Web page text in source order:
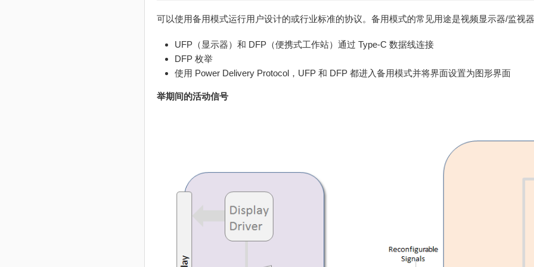
可以使用备用模式运行用户设计的或行业标准的协议。备用模式的常见用途是视频显示器/监视
UFP（显示器）和 DFP（便携式工作站）通过 Type-C 数据线连接
DFP 枚举
使用 Power Delivery Protocol，UFP 和 DFP 都进入备用模式并将界面设置为图形界面
举期间的活动信号